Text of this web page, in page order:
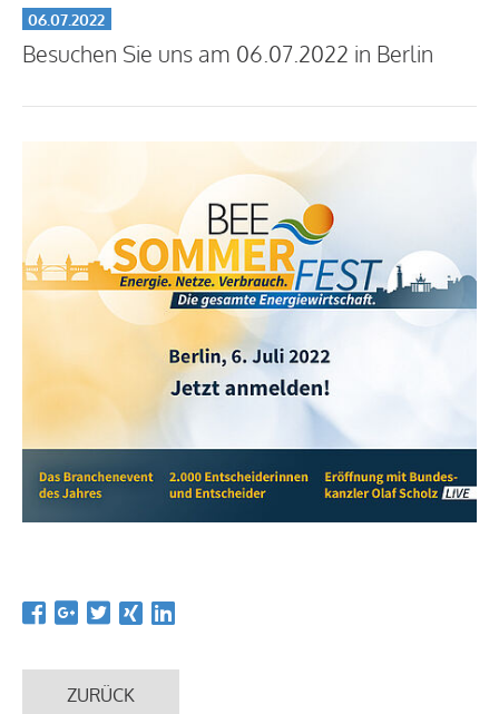
06.07.2022
Besuchen Sie uns am 06.07.2022 in Berlin
ZURÜCK